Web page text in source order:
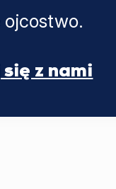
ojcostwo.
z nami